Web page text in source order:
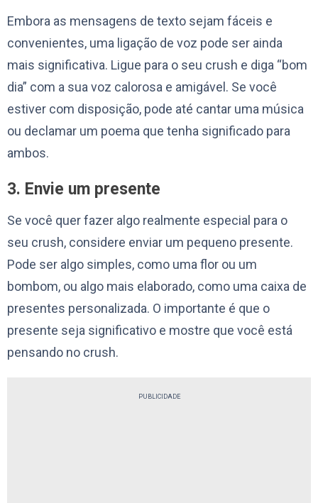
Embora as mensagens de texto sejam fáceis e
convenientes, uma ligação de voz pode ser ainda
mais significativa. Ligue para o seu crush e diga “bom
dia” com a sua voz calorosa e amigável. Se você
estiver com disposição, pode até cantar uma música
ou declamar um poema que tenha significado para
ambos.
3. Envie um presente
Se você quer fazer algo realmente especial para o
seu crush, considere enviar um pequeno presente.
Pode ser algo simples, como uma flor ou um
bombom, ou algo mais elaborado, como uma caixa de
presentes personalizada. O importante é que o
presente seja significativo e mostre que você está
pensando no crush.
PUBLICIDADE